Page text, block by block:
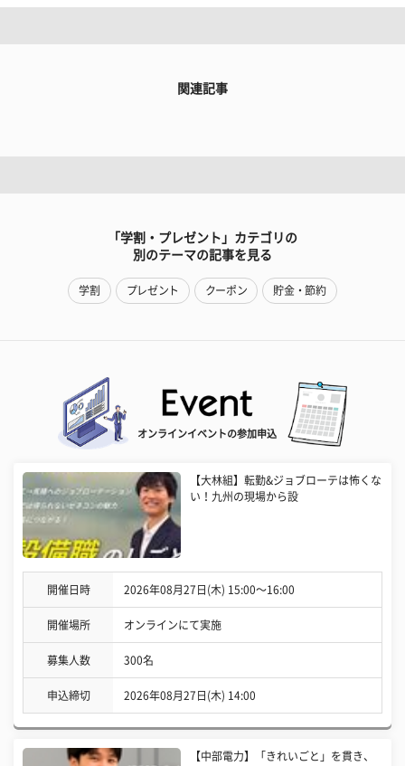
関連記事
「学割・プレゼント」カテゴリの
別のテーマの記事を見る
学割 プレゼント クーポン 貯金・節約
オンラインイベントの参加申込
【大林組】転勤&ジョブローテは怖くな
い！九州の現場から設
開催日時 2026年08月27日(木) 15:00〜16:00
開催場所 オンラインにて実施
募集人数 300名
申込締切 2026年08月27日(木) 14:00
【中部電力】「きれいごと」を貫き、